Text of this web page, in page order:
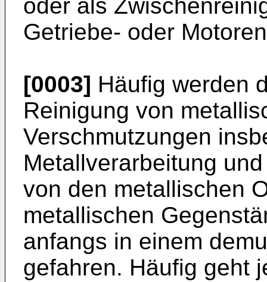
oder als
Getriebe- oder
[0003] Häufig werden
Reinigung von
Verschmutzungen
Metallverarbeitung
von den metallischen
metallischen
anfangs in einem
gefahren. Häufig geht